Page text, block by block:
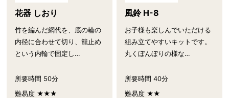
花器 しおり
竹を編んだ網代を、底の輪の
内径に合わせて切り、籠止め
という内輪で固定し…
所要時間 50分
難易度 ★★★
風鈴 H-8
お子様も楽しんでいただける
組み立てやすいキットです。
丸くぼんぼりの様な…
所要時間 40分
難易度 ★★